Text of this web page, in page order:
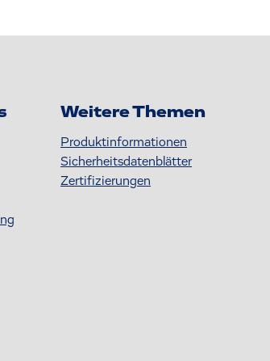
Weitere Themen
Produktinformationen
S icherheitsdatenblätter
Zertifizierungen